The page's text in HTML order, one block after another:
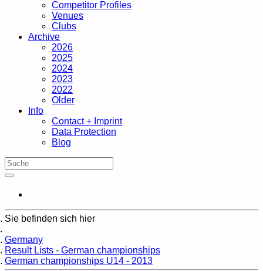
Competitor Profiles
Venues
Clubs
Archive
2026
2025
2024
2023
2022
Older
Info
Contact + Imprint
Data Protection
Blog
Sie befinden sich hier
Germany
Result Lists - German championships
German championships U14 - 2013